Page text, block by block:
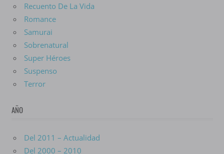
Recuento De La Vida
Romance
Samurai
Sobrenatural
Super Héroes
Suspenso
Terror
AÑO
Del 2011 – Actualidad
Del 2000 – 2010